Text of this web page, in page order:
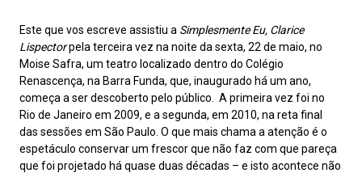
Este que vos escreve assistiu a Simplesmente Eu, Clarice
Lispectorpela terceira vez na noite da sexta, 22 de maio, no
Moise Safra, um teatro localizado dentro do Colégio
Renascença, na Barra Funda, que, inaugurado há um ano,
começa a ser descoberto pelo público. A primeira vez foi no
Rio de Janeiro em 2009, e a segunda, em 2010, na reta final
das sessões em São Paulo. O que mais chama a atenção é o
espetáculo conservar um frescor que não faz com que pareça
que foi projetado há quase duas décadas – e isto acontece não